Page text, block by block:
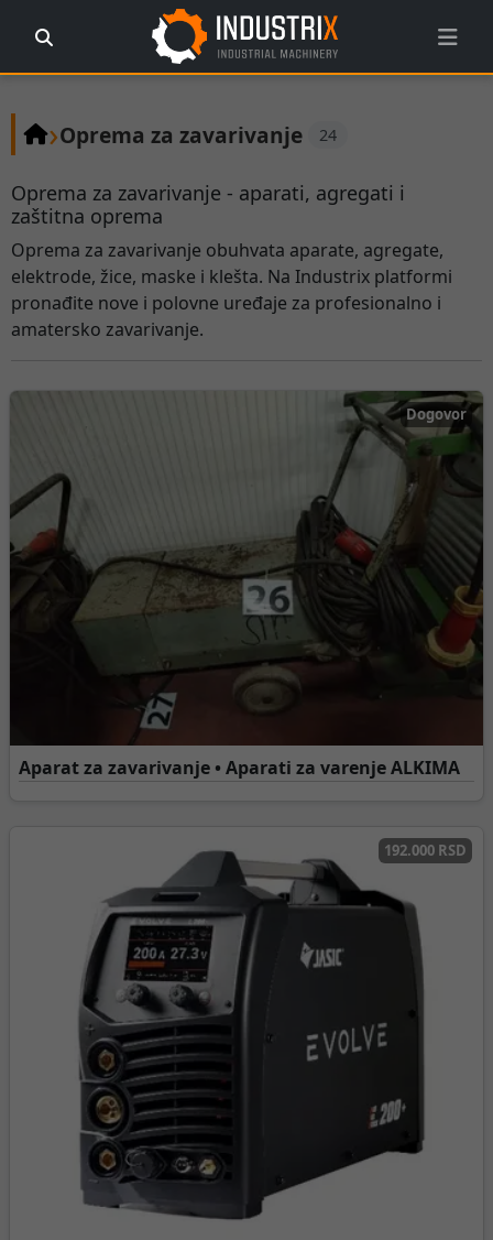
›Oprema za zavarivanje 24
Oprema za zavarivanje - aparati, agregati i
zaštitna oprema
Oprema za zavarivanje obuhvata aparate, agregate,
elektrode, žice, maske i klešta. Na Industrix platformi
pronađite nove i polovne uređaje za profesionalno i
amatersko zavarivanje.
Dogovor
Aparat za zavarivanje • Aparati za varenje ALKIMA
192.000 RSD